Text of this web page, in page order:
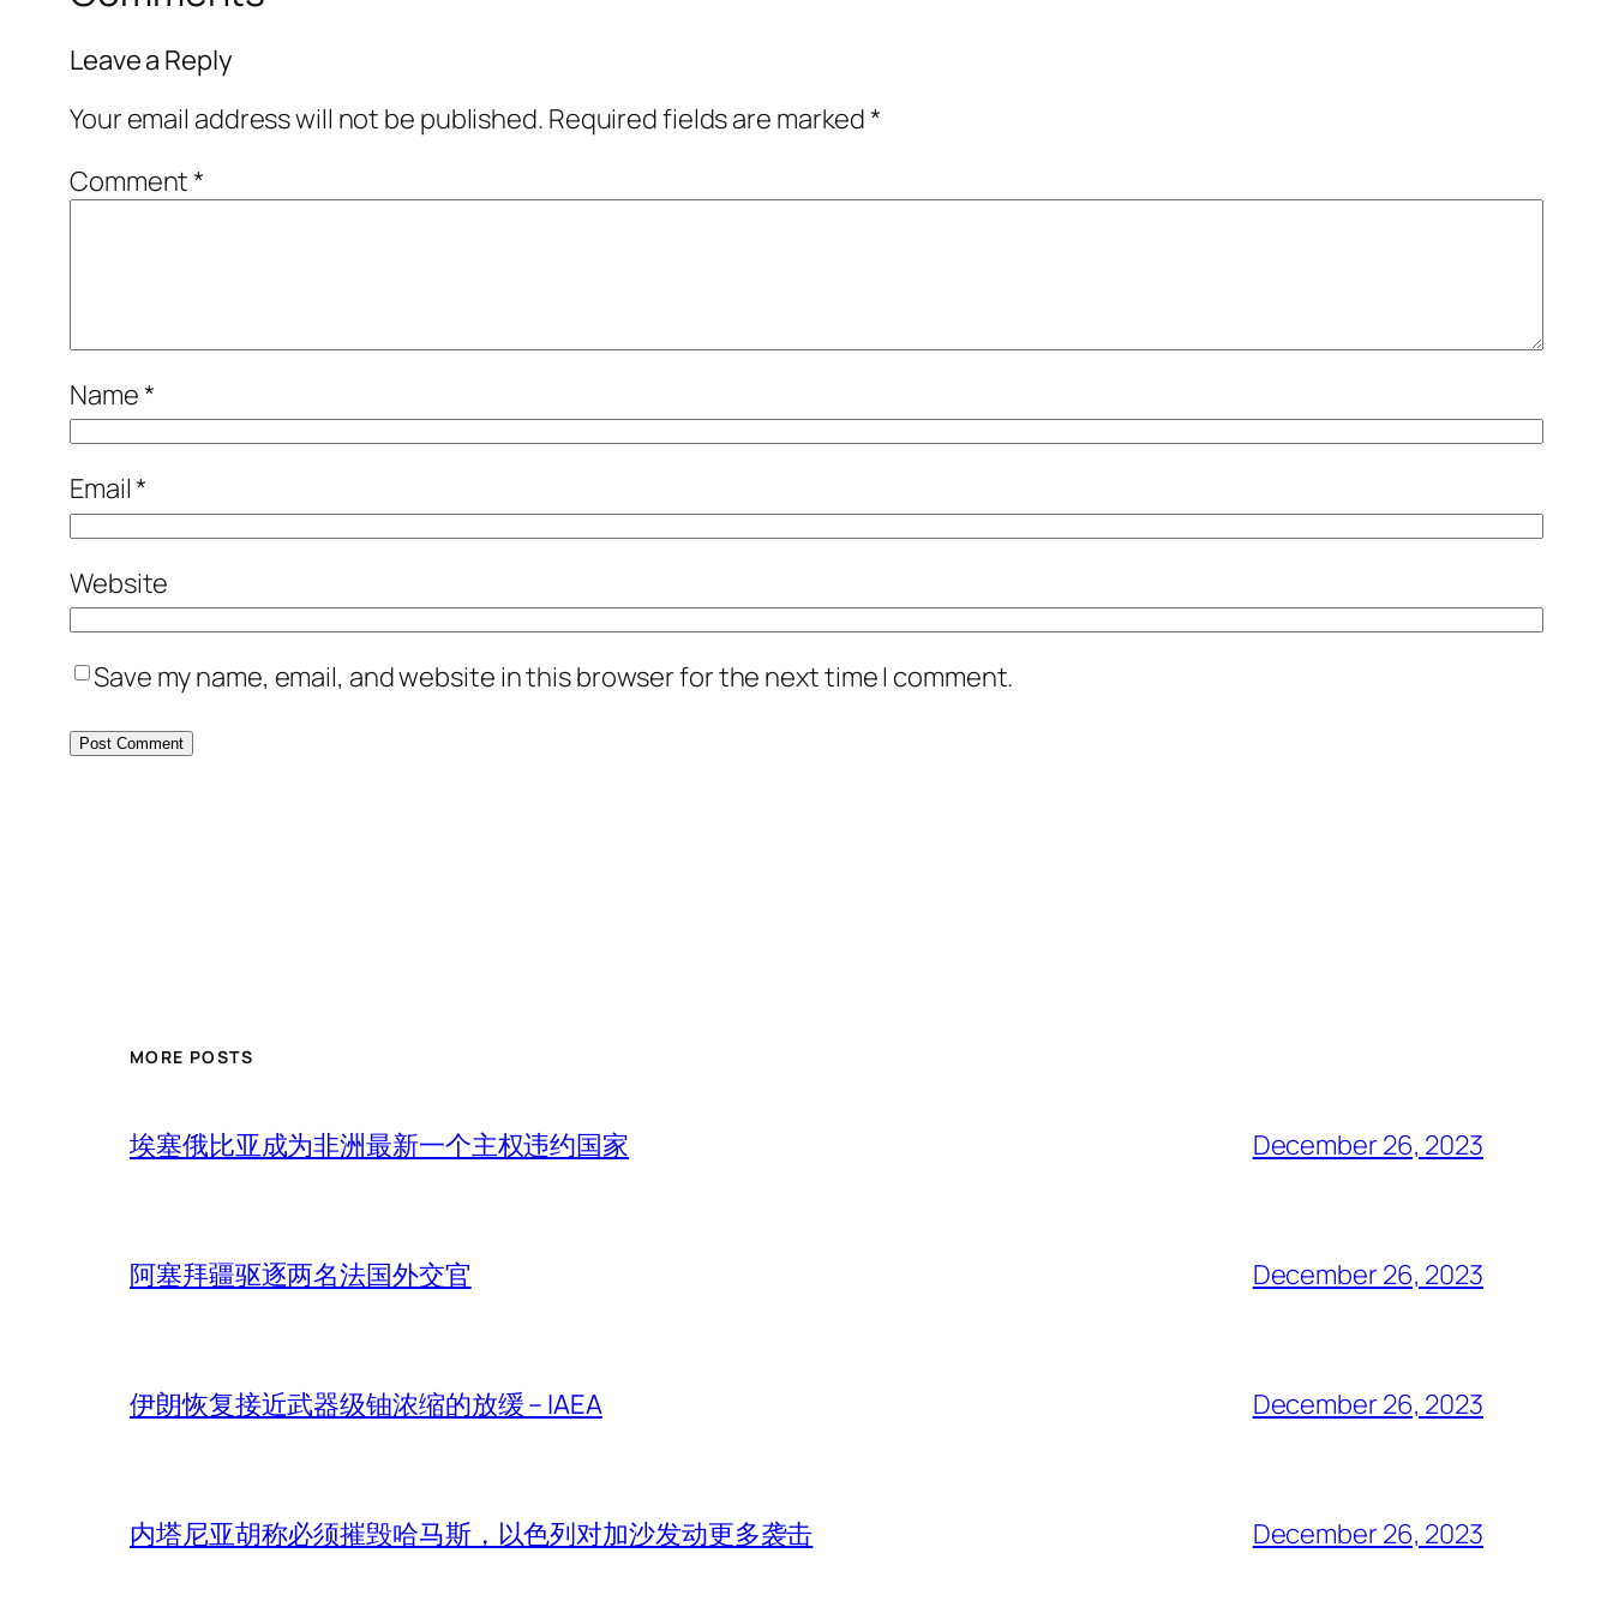
Leave a Reply
Your email address will not be published. Required fields are marked*
Comment*
Name*
Email*
Website
Save my name, email, and website in this browser for the next time I comment.
MORE POSTS
埃塞俄比亚成为非洲最新一个主权违约国家 December 26, 2023
阿塞拜疆驱逐两名法国外交官 December 26, 2023
伊朗恢复接近武器级铀浓缩的放缓 – IAEA December 26, 2023
内塔尼亚胡称必须摧毁哈马斯，以色列对加沙发动更多袭击 December 26, 2023